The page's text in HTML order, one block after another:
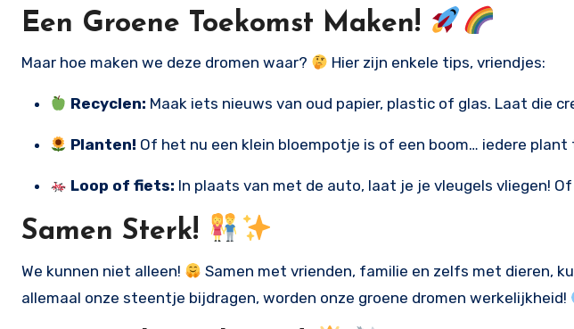
Een Groene Toekomst Maken!
Maar hoe maken we deze dromen waar? Hier zijn enkele tips, vriendjes:
Recyclen: Maak iets nieuws van oud papier, plastic of glas. Laat die
Planten! Of het nu een klein bloempotje is of een boom… iedere plant
Loop of fiets: In plaats van met de auto, laat je je vleugels vliegen!
Samen Sterk!
We kunnen niet alleen!
Samen met vrienden, familie en zelfs met dieren,
allemaal onze steentje bijdragen, worden onze groene dromen werkelijkheid!